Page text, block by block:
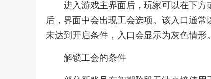
进入游戏主界面后，玩家可以在下
后，界面中会出现工会选项。该入口通
未达到开启条件，入口会显示为灰色情形。
解锁工会的条件